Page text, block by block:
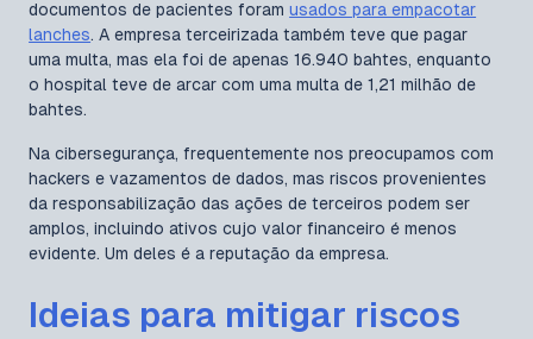
documentos de pacientes foramusados para empacotar
lanches. A empresa terceirizada também teve que pagar
uma multa, mas ela foi de apenas 16.940 bahtes, enquanto
o hospital teve de arcar com uma multa de 1,21 milhão de
bahtes.
Na cibersegurança, frequentemente nos preocupamos com
hackers e vazamentos de dados, mas riscos provenientes
da responsabilização das ações de terceiros podem ser
amplos, incluindo ativos cujo valor financeiro é menos
evidente. Um deles é a reputação da empresa.
Ideias para mitigar riscos